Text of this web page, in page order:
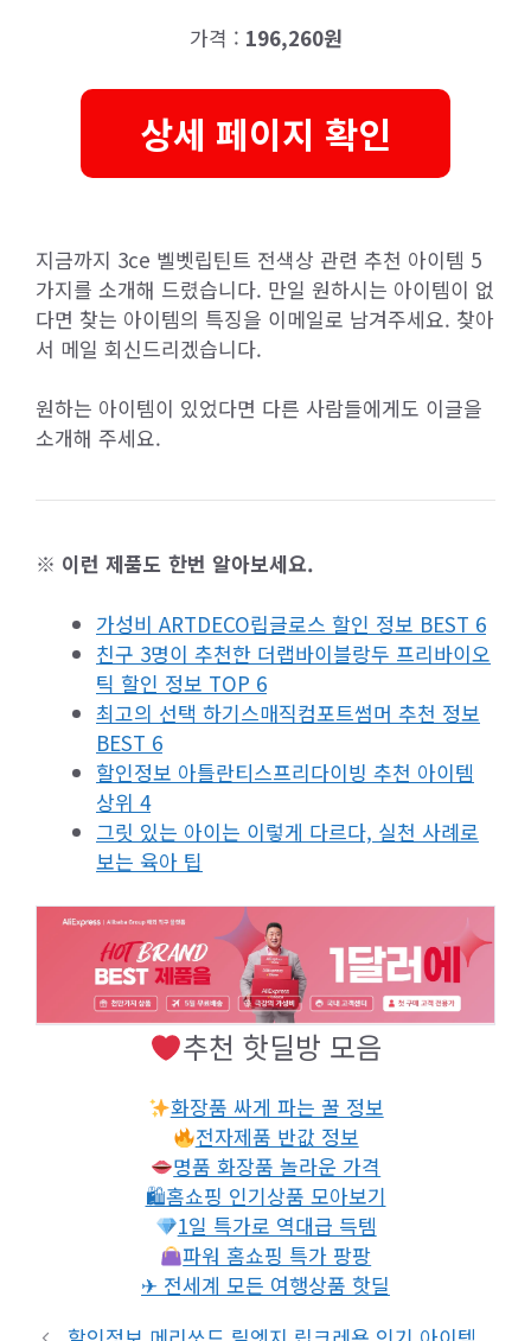
가격 : 196,260원
상세 페이지 확인
지금까지 3ce 벨벳립틴트 전색상 관련 추천 아이템 5
가지를 소개해 드렸습니다. 만일 원하시는 아이템이 없
다면 찾는 아이템의 특징을 이메일로 남겨주세요. 찾아
서 메일 회신드리겠습니다.
원하는 아이템이 있었다면 다른 사람들에게도 이글을
소개해 주세요.
※ 이런 제품도 한번 알아보세요.
가성비 ARTDECO립글로스 할인 정보 BEST 6
친구 3명이 추천한 더랩바이블랑두 프리바이오
틱 할인 정보 TOP 6
최고의 선택 하기스매직컴포트썸머 추천 정보
BEST 6
할인정보 아틀란티스프리다이빙 추천 아이템
상위 4
그릿 있는 아이는 이렇게 다르다, 실천 사례로
보는 육아 팁
추천 핫딜방 모음
화장품 싸게 파는 꿀 정보
전자제품 반값 정보
명품 화장품 놀라운 가격
🛍홈쇼핑 인기상품 모아보기
1일 특가로 역대급 득템
파워 홈쇼핑 특가 팡팡
✈ 전세계 모든 여행상품 핫딜